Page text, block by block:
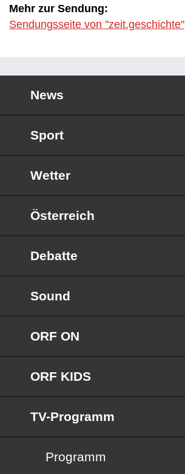
Mehr zur Sendung:
Sendungsseite von "zeit.geschichte"
News
Sport
Wetter
Österreich
Debatte
Sound
ORF ON
ORF KIDS
TV-Programm
Programm